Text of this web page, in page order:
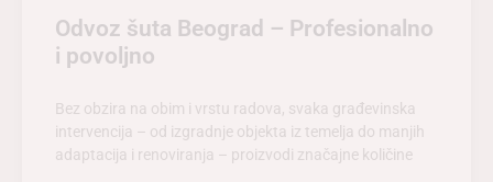
Odvoz šuta Beograd – Profesionalno
i povoljno
Bez obzira na obim i vrstu radova, svaka građevinska
intervencija – od izgradnje objekta iz temelja do manjih
adaptacija i renoviranja – proizvodi značajne količine